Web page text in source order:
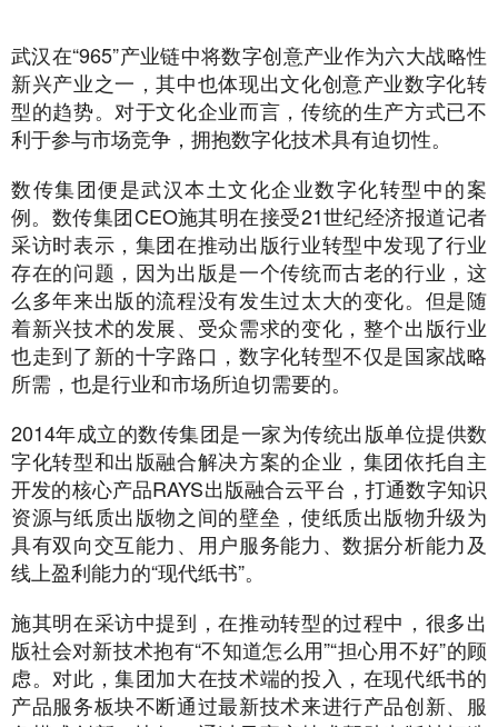
武汉在“965”产业链中将数字创意产业作为六大战略性
新兴产业之一，其中也体现出文化创意产业数字化转
型的趋势。对于文化企业而言，传统的生产方式已不
利于参与市场竞争，拥抱数字化技术具有迫切性。
数传集团便是武汉本土文化企业数字化转型中的案
例。数传集团CEO施其明在接受21世纪经济报道记者
采访时表示，集团在推动出版行业转型中发现了行业
存在的问题，因为出版是一个传统而古老的行业，这
么多年来出版的流程没有发生过太大的变化。但是随
着新兴技术的发展、受众需求的变化，整个出版行业
也走到了新的十字路口，数字化转型不仅是国家战略
所需，也是行业和市场所迫切需要的。
2014年成立的数传集团是一家为传统出版单位提供数
字化转型和出版融合解决方案的企业，集团依托自主
开发的核心产品RAYS出版融合云平台，打通数字知识
资源与纸质出版物之间的壁垒，使纸质出版物升级为
具有双向交互能力、用户服务能力、数据分析能力及
线上盈利能力的“现代纸书”。
施其明在采访中提到，在推动转型的过程中，很多出
版社会对新技术抱有“不知道怎么用”“担心用不好”的顾
虑。对此，集团加大在技术端的投入，在现代纸书的
产品服务板块不断通过最新技术来进行产品创新、服